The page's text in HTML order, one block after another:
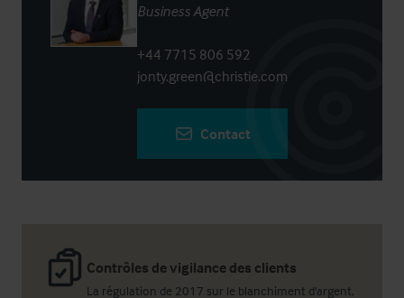
Contrôles de vigilance des clients
La régulation de 2017 sur le blanchiment d'argent,
Business Agent
+44 7715 806 592
jonty.green@christie.com
Contact